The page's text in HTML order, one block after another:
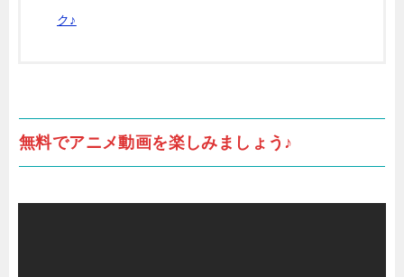
ク♪
無料でアニメ動画を楽しみましょう♪